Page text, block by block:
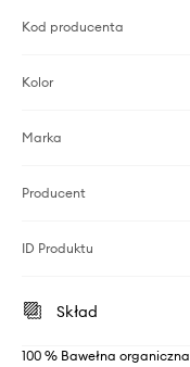
Kod producenta
Kolor
Marka
Producent
ID Produktu
Skład
100 % Bawełna organiczna